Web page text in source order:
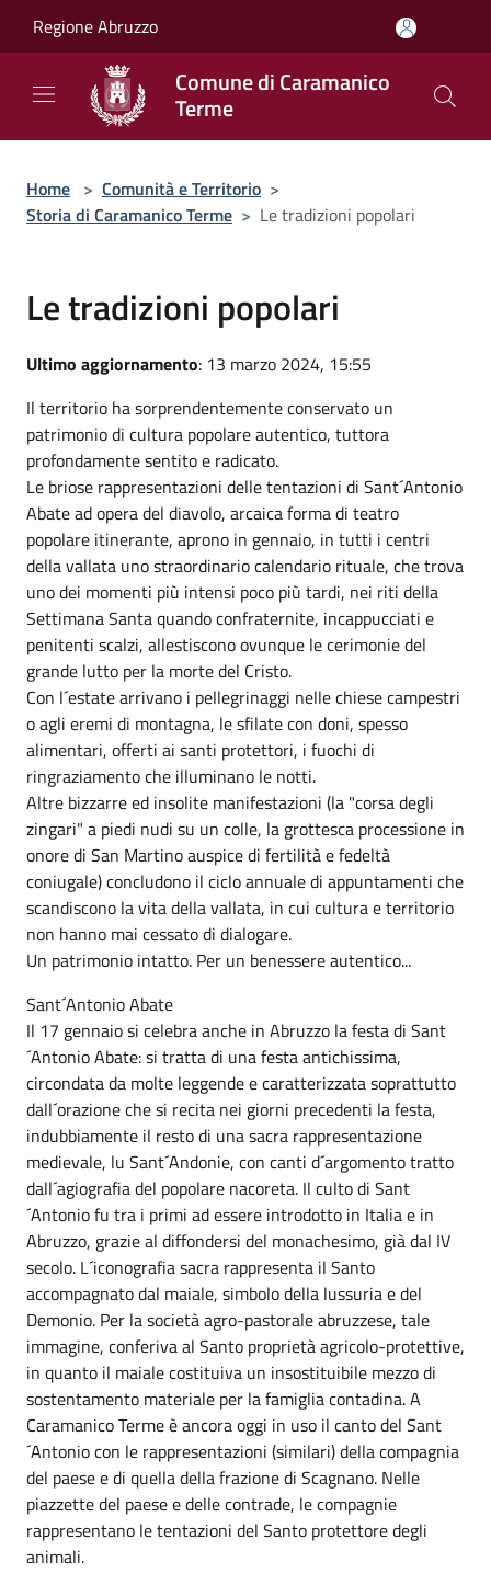
Regione Abruzzo
Comune di Caramanico
Terme
Home > Comunità e Territorio >
Storia di Caramanico Terme > Le tradizioni popolari
Le tradizioni popolari
Ultimo aggiornamento: 13 marzo 2024, 15:55
Il territorio ha sorprendentemente conservato un
patrimonio di cultura popolare autentico, tuttora
profondamente sentito e radicato.
Le briose rappresentazioni delle tentazioni di Sant´Antonio
Abate ad opera del diavolo, arcaica forma di teatro
popolare itinerante, aprono in gennaio, in tutti i centri
della vallata uno straordinario calendario rituale, che trova
uno dei momenti più intensi poco più tardi, nei riti della
Settimana Santa quando confraternite, incappucciati e
penitenti scalzi, allestiscono ovunque le cerimonie del
grande lutto per la morte del Cristo.
Con l´estate arrivano i pellegrinaggi nelle chiese campestri
o agli eremi di montagna, le sfilate con doni, spesso
alimentari, offerti ai santi protettori, i fuochi di
ringraziamento che illuminano le notti.
Altre bizzarre ed insolite manifestazioni (la "corsa degli
zingari" a piedi nudi su un colle, la grottesca processione in
onore di San Martino auspice di fertilità e fedeltà
coniugale) concludono il ciclo annuale di appuntamenti che
scandiscono la vita della vallata, in cui cultura e territorio
non hanno mai cessato di dialogare.
Un patrimonio intatto. Per un benessere autentico...
Sant´Antonio Abate
Il 17 gennaio si celebra anche in Abruzzo la festa di Sant
´Antonio Abate: si tratta di una festa antichissima,
circondata da molte leggende e caratterizzata soprattutto
dall´orazione che si recita nei giorni precedenti la festa,
indubbiamente il resto di una sacra rappresentazione
medievale, lu Sant´Andonie, con canti d´argomento tratto
dall´agiografia del popolare nacoreta. Il culto di Sant
´Antonio fu tra i primi ad essere introdotto in Italia e in
Abruzzo, grazie al diffondersi del monachesimo, già dal IV
secolo. L´iconografia sacra rappresenta il Santo
accompagnato dal maiale, simbolo della lussuria e del
Demonio. Per la società agro-pastorale abruzzese, tale
immagine, conferiva al Santo proprietà agricolo-protettive,
in quanto il maiale costituiva un insostituibile mezzo di
sostentamento materiale per la famiglia contadina. A
Caramanico Terme è ancora oggi in uso il canto del Sant
´Antonio con le rappresentazioni (similari) della compagnia
del paese e di quella della frazione di Scagnano. Nelle
piazzette del paese e delle contrade, le compagnie
rappresentano le tentazioni del Santo protettore degli
animali.